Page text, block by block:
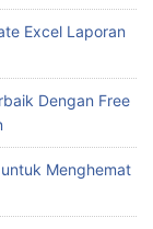
Laporan
Gaji Excel
Excel Laporan